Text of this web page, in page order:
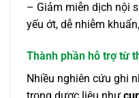
– Giảm miễn dịch nội
yếu ớt, dễ nhiễm
Thành phần hỗ trợ từ
Nhiều nghiên cứu ghi